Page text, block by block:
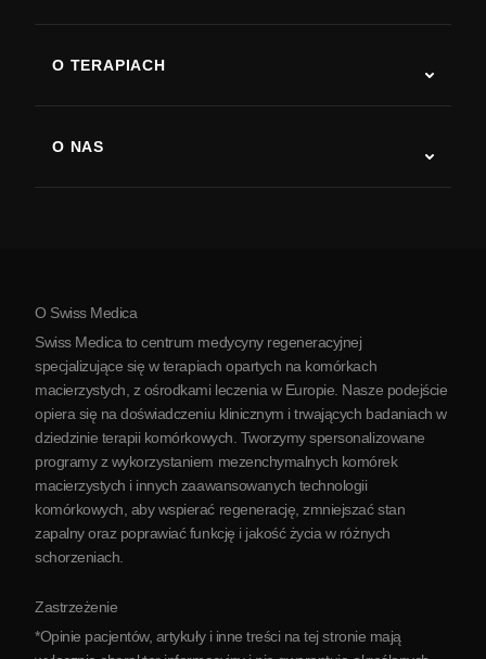
Choroba Parkinsona
Zapalenie stawów
O TERAPIACH
O NAS
O Serbii
Partnerstwo
Skontaktuj się z nami
O Swiss Medica
Swiss Medica to centrum medycyny regeneracyjnej
specjalizujące się w terapiach opartych na komórkach
macierzystych, z ośrodkami leczenia w Europie. Nasze podejście
opiera się na doświadczeniu klinicznym i trwających badaniach w
dziedzinie terapii komórkowych. Tworzymy spersonalizowane
programy z wykorzystaniem mezenchymalnych komórek
macierzystych i innych zaawansowanych technologii
komórkowych, aby wspierać regenerację, zmniejszać stan
zapalny oraz poprawiać funkcję i jakość życia w różnych
schorzeniach.
Zastrzeżenie
*Opinie pacjentów, artykuły i inne treści na tej stronie mają